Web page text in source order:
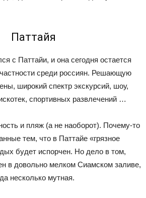
Паттайя
с Паттайи, и она сегодня остается
среди россиян. Решающую
широкий спектр экскурсий, шоу,
спортивных развлечений …
и пляж (а не наоборот). Почему-то
тем, что в Паттайе «грязное
будет испорчен. Но дело в том,
в довольно мелком Сиамском заливе,
несколько мутная.